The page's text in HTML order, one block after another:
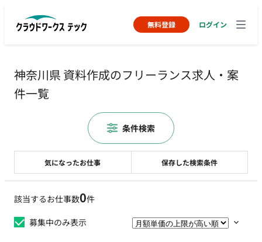
無料登録 ログイン
神奈川県 資料作成のフリーランス求人・案
件一覧
該当するお仕事数0件
募集中のみ表示
気になったお仕事 保存した検索条件
条件検索